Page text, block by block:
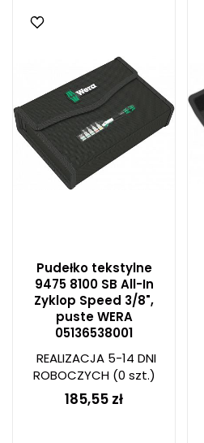
Pudełko tekstylne
9475 8100 SB All-In
Zyklop Speed 3/8",
puste WERA
05136538001
REALIZACJA 5-14 DNI
ROBOCZYCH(0 szt.)
185,55 zł